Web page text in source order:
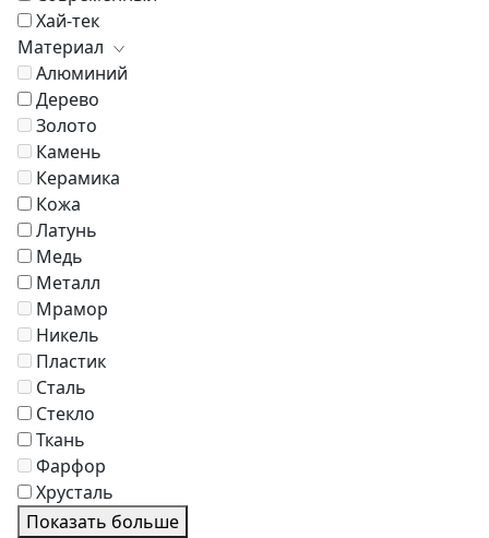
Хай-тек
Материал
Алюминий
Дерево
Золото
Камень
Керамика
Кожа
Латунь
Медь
Металл
Мрамор
Никель
Пластик
Сталь
Стекло
Ткань
Фарфор
Хрусталь
Показать больше